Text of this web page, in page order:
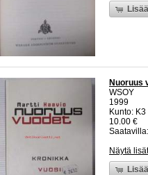
Nuoruus
WSOY
1999
Kunto:
10.00 €
Näytä